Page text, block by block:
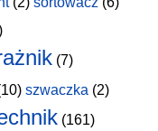
(7)
szwaczka (2)
(161)